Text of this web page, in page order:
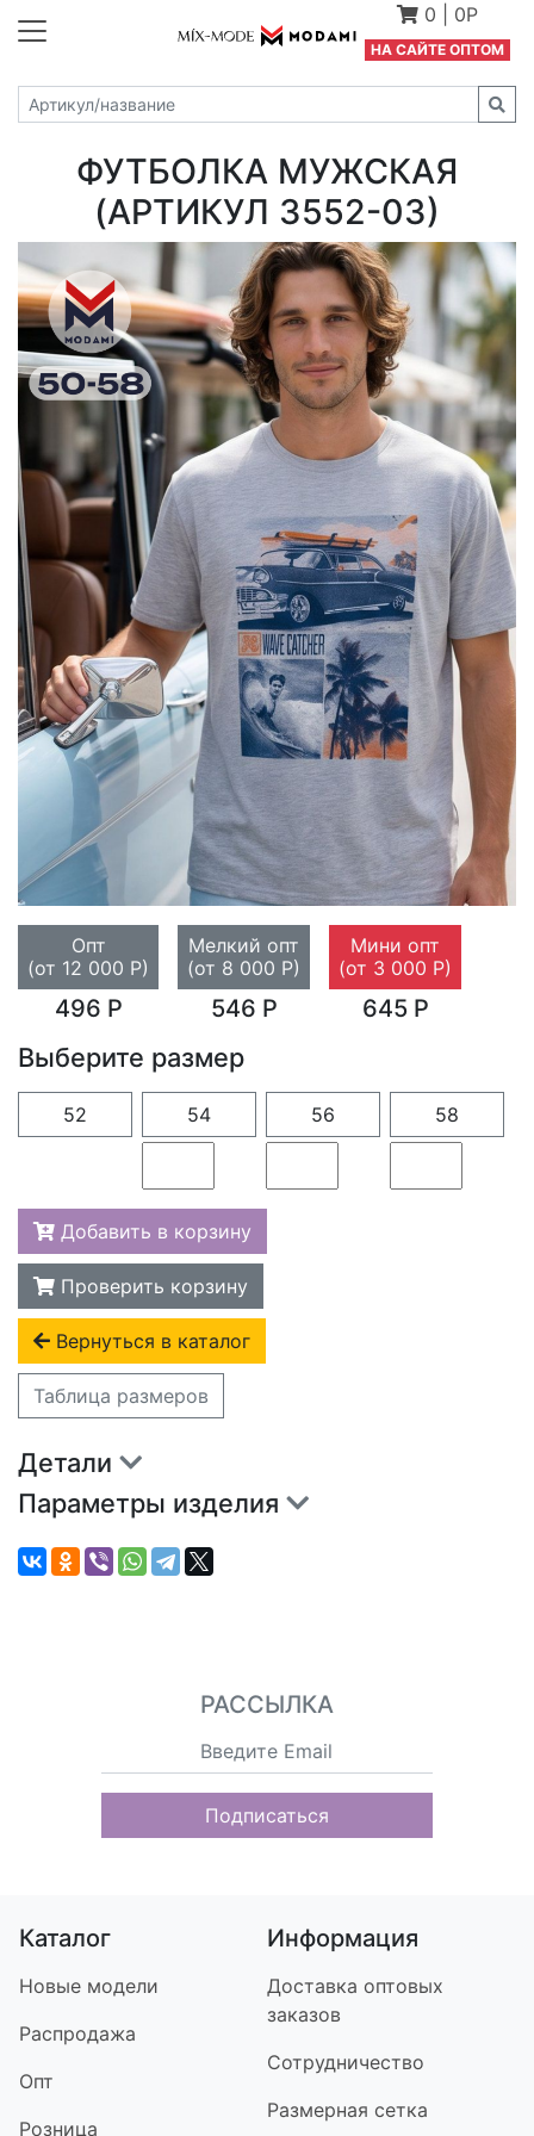
0 0Р
НА САЙТЕ ОПТОМ
ФУТБОЛКА МУЖСКАЯ
(АРТИКУЛ 3552-03)
Опт
(от 12 000 Р)
496 Р
Мелкий опт
(от 8 000 Р)
546 Р
Мини опт
(от 3 000 Р)
645 Р
Выберите размер
52 54 56 58
Добавить в корзину
Проверить корзину
Вернуться в каталог
Таблица размеров
Детали
Параметры изделия
РАССЫЛКА
Подписаться
Каталог
Новые модели
Распродажа
Опт
Розница
Информация
Доставка оптовых
заказов
Сотрудничество
Размерная сетка